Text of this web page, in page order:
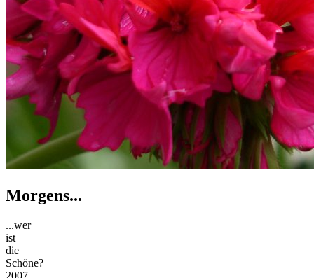
Morgens...
...wer
ist
die
Schöne?
2007